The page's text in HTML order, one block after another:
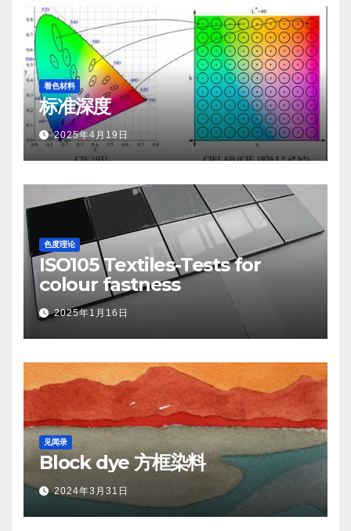
着色材料
标准深度
2025年4月19日
色度理论
ISO105 Textiles-Tests for
colour fastness
2025年1月16日
见闻录
Block dye 方框染料
2024年3月31日